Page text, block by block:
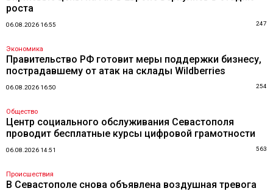
роста
06.08.2026 16:55 247
Экономика
Правительство РФ готовит меры поддержки бизнесу,
пострадавшему от атак на склады Wildberries
06.08.2026 16:50 254
Общество
Центр социального обслуживания Севастополя
проводит бесплатные курсы цифровой грамотности
06.08.2026 14:51 563
Происшествия
В Севастополе снова объявлена воздушная тревога